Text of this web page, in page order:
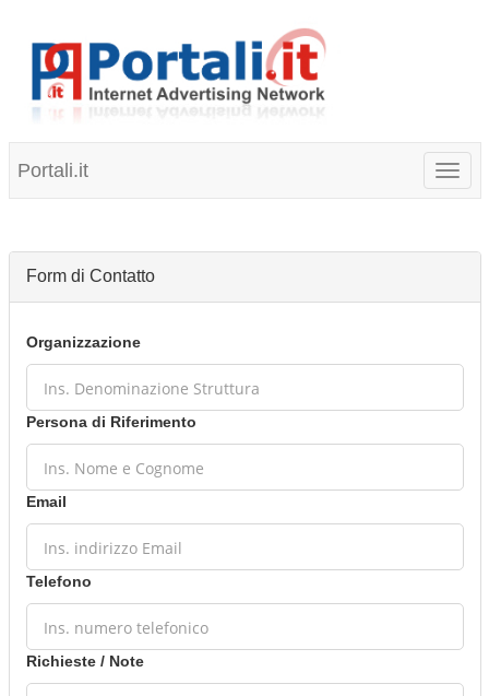
Portali.it
Form di Contatto
Organizzazione
Persona di Riferimento
Email
Telefono
Richieste / Note